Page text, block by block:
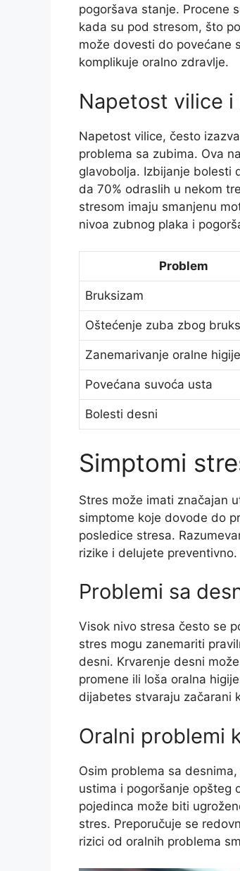
pogoršava stanje. Procene
kada su pod stresom, što
može dovesti do povećane
komplikuje oralno zdravlje.
Napetost vilice i
Napetost vilice, često
problema sa zubima. Ova
glavobolja. Izbijanje bolesti
da 70% odraslih u nekom
stresom imaju smanjenu
nivoa zubnog plaka i
Problem
Bruksizam
Oštećenje zuba zbog
Zanemarivanje oralne
Povećana suvoća usta
Bolesti desni
Simptomi
Stres može imati značajan
simptome koje dovode do
posledice stresa.
rizike i delujete preventivno.
Problemi sa
Visok nivo stresa često se
stres mogu zanemariti
desni. Krvarenje desni
promene ili loša oralna
dijabetes stvaraju začarani
Oralni problemi
Osim problema sa
ustima i pogoršanje opšteg
pojedinca može biti
stres. Preporučuje se
rizici od oralnih problema